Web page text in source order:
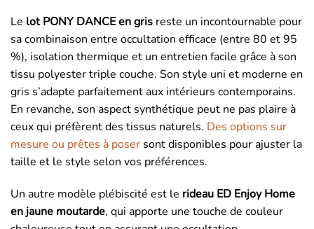
Le lot PONY DANCE en gris reste un incontournable pour
sa combinaison entre occultation efficace (entre 80 et 95
%), isolation thermique et un entretien facile grâce à son
tissu polyester triple couche. Son style uni et moderne en
gris s’adapte parfaitement aux intérieurs contemporains.
En revanche, son aspect synthétique peut ne pas plaire à
ceux qui préfèrent des tissus naturels. Des options sur
mesure ou prêtes à poser sont disponibles pour ajuster la
taille et le style selon vos préférences.
Un autre modèle plébiscité est le rideau ED Enjoy Home
en jaune moutarde, qui apporte une touche de couleur